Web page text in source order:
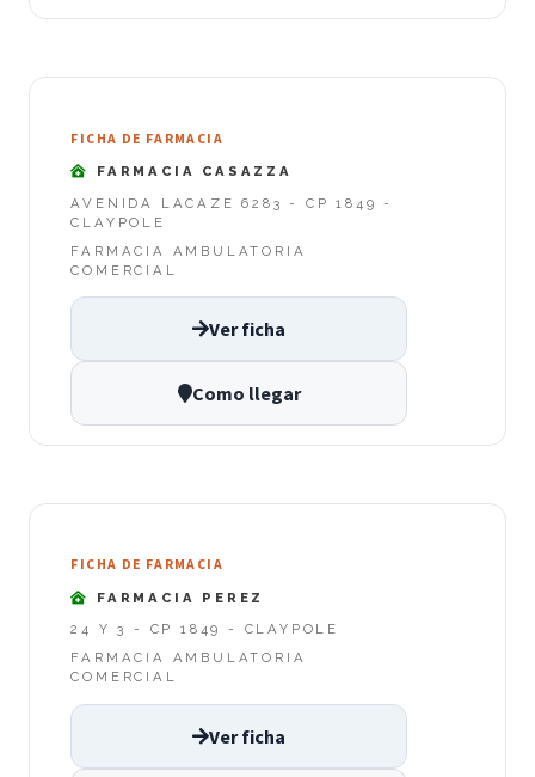
FICHA DE FARMACIA
FARMACIA CASAZZA
AVENIDA LACAZE 6283 - CP 1849 -
CLAYPOLE
FARMACIA AMBULATORIA
COMERCIAL
Ver ficha
Como llegar
FICHA DE FARMACIA
FARMACIA PEREZ
24 Y 3 - CP 1849 - CLAYPOLE
FARMACIA AMBULATORIA
COMERCIAL
Ver ficha